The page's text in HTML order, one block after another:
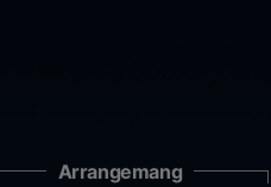
Arrangemang